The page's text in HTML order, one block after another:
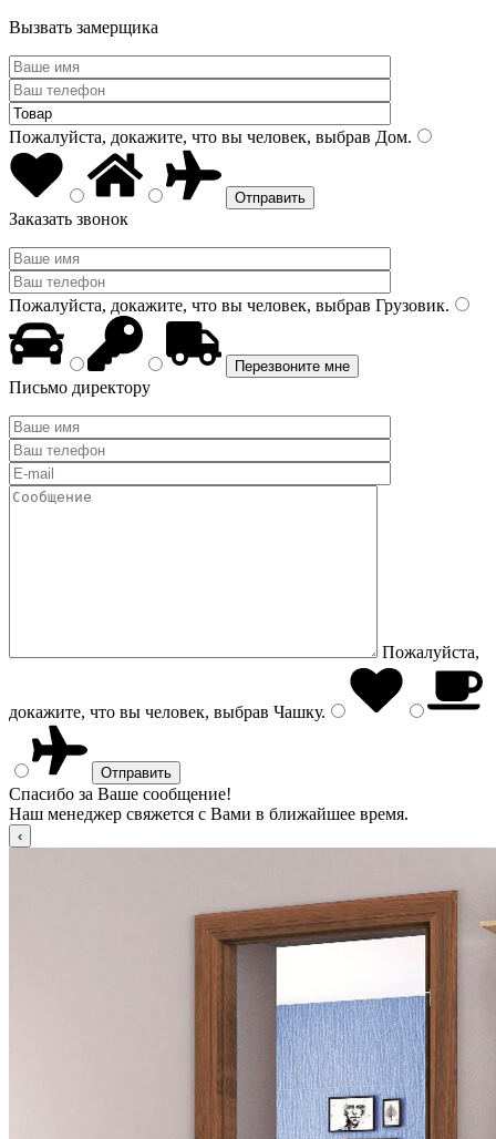
Вызвать замерщика
Пожалуйста, докажите, что вы человек, выбрав Дом.
Заказать звонок
Пожалуйста, докажите, что вы человек, выбрав Грузовик.
Письмо директору
Пожалуйста,
докажите, что вы человек, выбрав Чашку.
Спасибо за Ваше сообщение!
Наш менеджер свяжется с Вами в ближайшее время.